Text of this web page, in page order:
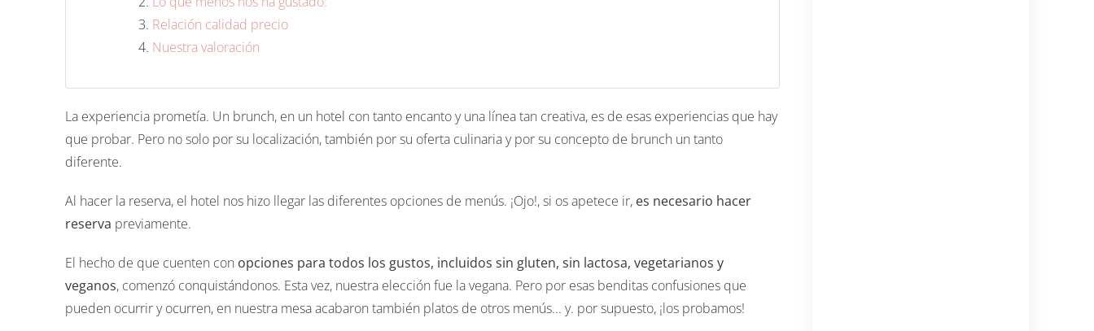
Relación calidad precio
Nuestra valoración
La experiencia prometía. Un brunch, en un hotel con tanto encanto y una línea tan creativa, es de esas experiencias que hay
que probar. Pero no solo por su localización, también por su oferta culinaria y por su concepto de brunch un tanto
diferente.
Al hacer la reserva, el hotel nos hizo llegar las diferentes opciones de menús. ¡Ojo!, si os apetece ir, es necesario hacer
reserva previamente.
El hecho de que cuenten con opciones para todos los gustos, incluidos sin gluten, sin lactosa, vegetarianos y
veganos, comenzó conquistándonos. Esta vez, nuestra elección fue la vegana. Pero por esas benditas confusiones que
pueden ocurrir y ocurren, en nuestra mesa acabaron también platos de otros menús... y. por supuesto, ¡los probamos!